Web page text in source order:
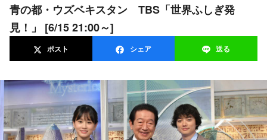
青の都・ウズベキスタン TBS「世界ふしぎ発
見！」 [6/15 21:00～]
ポスト シェア 送る